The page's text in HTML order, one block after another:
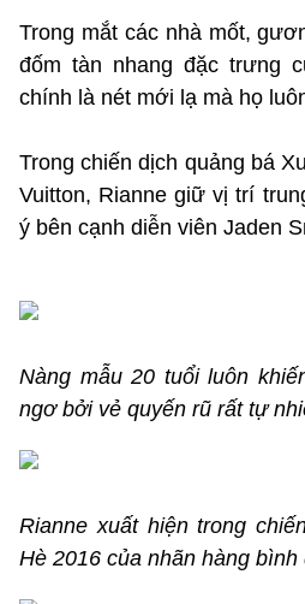
Trong mắt các nhà mốt,
đốm tàn nhang đặc trưng
chính là nét mới lạ mà họ
Trong chiến dịch quảng bá
Vuitton, Rianne giữ vị trí
ý bên cạnh diễn viên Jaden
Nàng mẫu 20 tuổi luôn
ngơ bởi vẻ quyến rũ rất tự
Rianne xuất hiện trong
Hè 2016 của nhãn hàng bình